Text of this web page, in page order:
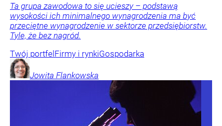
Ta grupa zawodowa to się ucieszy – podstawą
wysokości ich minimalnego wynagrodzenia ma być
przeciętne wynagrodzenie w sektorze przedsiębiorstw.
Tyle, że bez nagród.
Twój portfelFirmy i rynkiGospodarka
Jowita Flankowska